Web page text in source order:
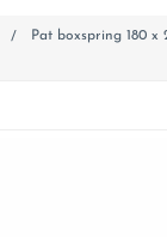
/ Pat boxspring 180 x